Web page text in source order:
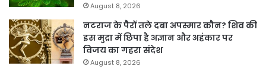
August 8, 2026
नटराज के पैरों तले दबा अपस्मार कौन? शिव की
इस मुद्रा में छिपा है अज्ञान और अहंकार पर
विजय का गहरा संदेश
August 8, 2026